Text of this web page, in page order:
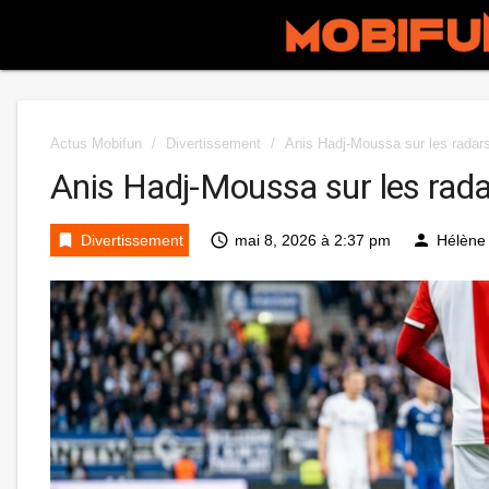
Actus Mobifun / Divertissement / Anis Hadj-Moussa sur les
Anis Hadj-Moussa sur les
bookmark Divertissement access_time mai 8, 2026 à 2:37 pm person Hélène